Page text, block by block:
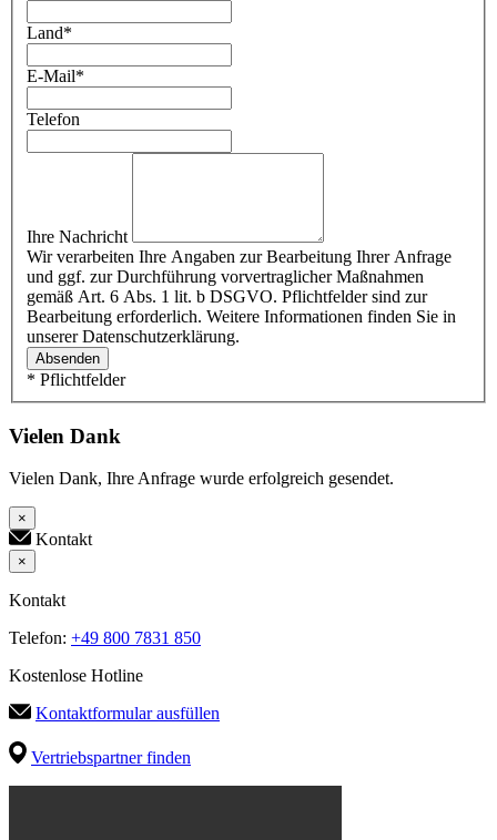
Land*
E-Mail*
Telefon
Ihre Nachricht
Wir verarbeiten Ihre Angaben zur Bearbeitung Ihrer Anfrage
und ggf. zur Durchführung vorvertraglicher Maßnahmen
gemäß Art. 6 Abs. 1 lit. b DSGVO. Pflichtfelder sind zur
Bearbeitung erforderlich. Weitere Informationen finden Sie in
unserer Datenschutzerklärung.
Absenden
* Pflichtfelder
Vielen Dank
Vielen Dank, Ihre Anfrage wurde erfolgreich gesendet.
×
Kontakt
×
Kontakt
Telefon: +49 800 7831 850
Kostenlose Hotline
Kontaktformular ausfüllen
Vertriebspartner finden